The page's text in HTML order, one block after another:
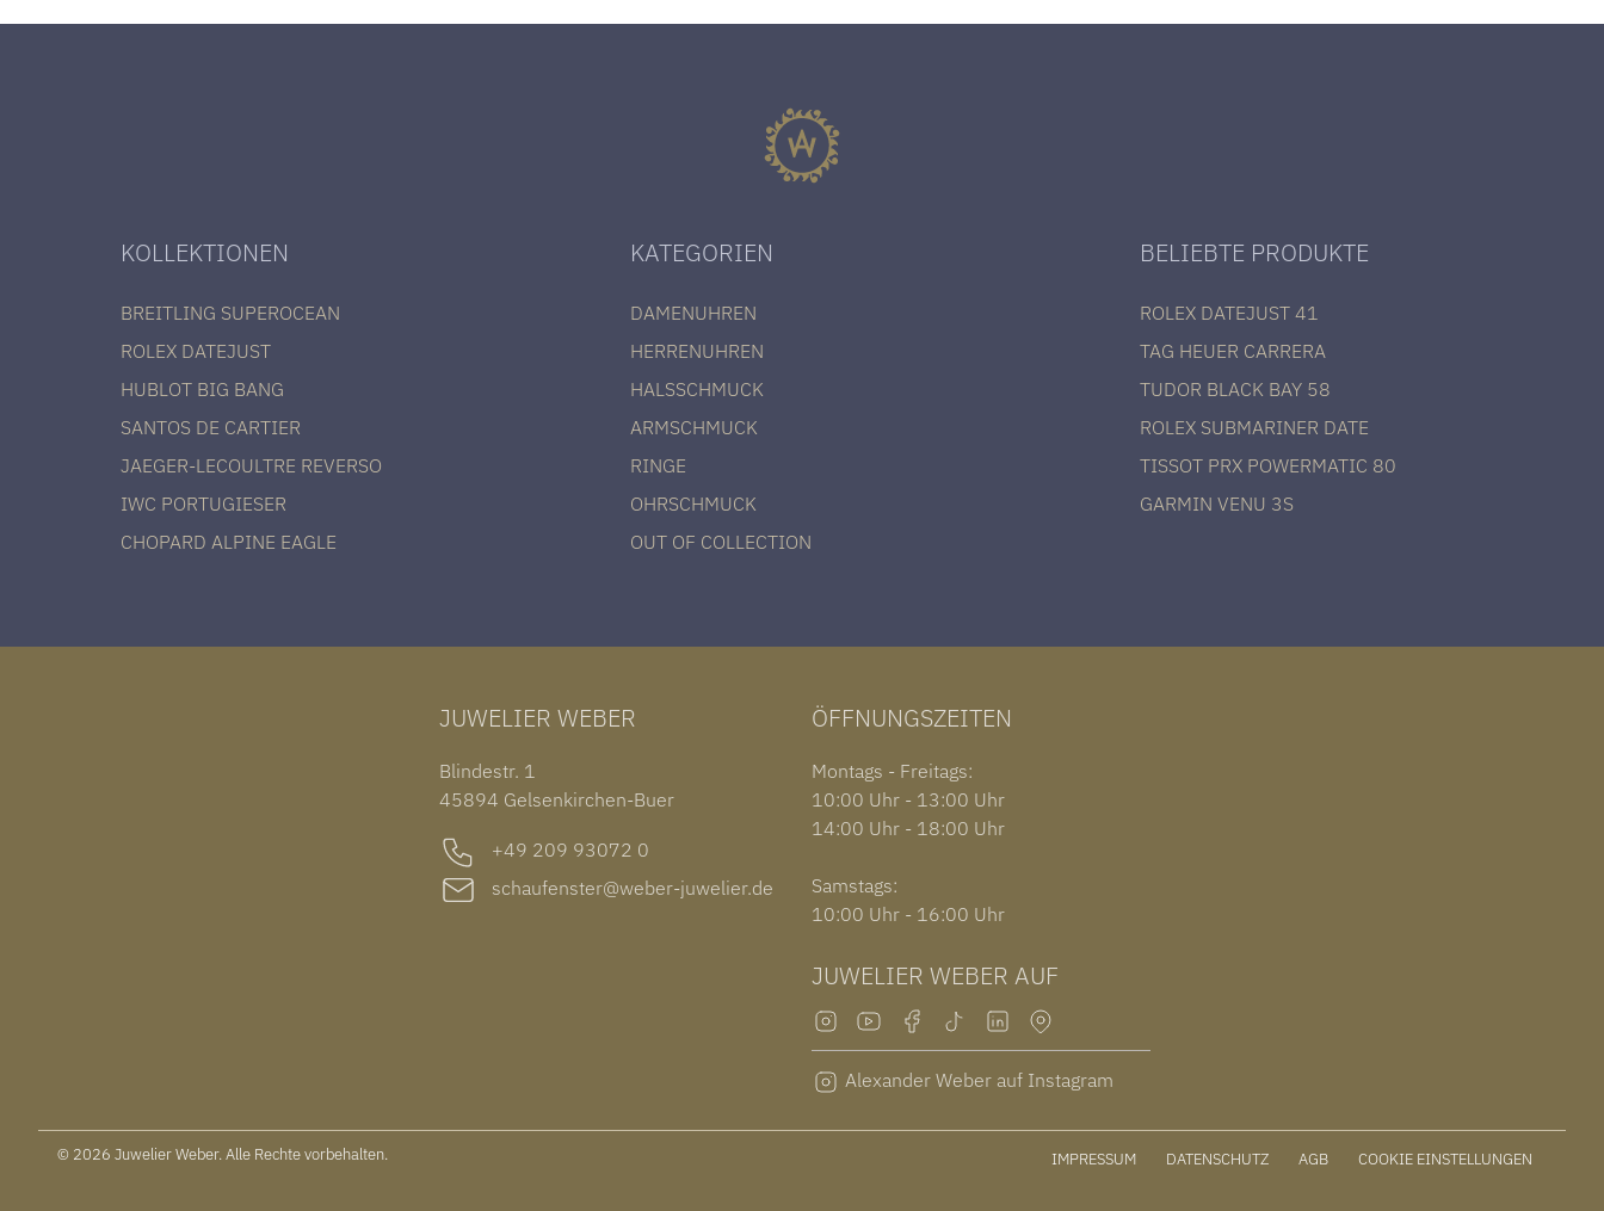
KOLLEKTIONEN
BREITLING SUPEROCEAN
ROLEX DATEJUST
HUBLOT BIG BANG
SANTOS DE CARTIER
JAEGER-LECOULTRE REVERSO
IWC PORTUGIESER
CHOPARD ALPINE EAGLE
KATEGORIEN
DAMENUHREN
HERRENUHREN
HALSSCHMUCK
ARMSCHMUCK
RINGE
OHRSCHMUCK
OUT OF COLLECTION
BELIEBTE PRODUKTE
ROLEX DATEJUST 41
TAG HEUER CARRERA
TUDOR BLACK BAY 58
ROLEX SUBMARINER DATE
TISSOT PRX POWERMATIC 80
GARMIN VENU 3S
JUWELIER WEBER
Blindestr. 1
45894 Gelsenkirchen-Buer
+49 209 93072 0
schaufenster@weber-juwelier.de
ÖFFNUNGSZEITEN
Montags - Freitags:
10:00 Uhr - 13:00 Uhr
14:00 Uhr - 18:00 Uhr
Samstags:
10:00 Uhr - 16:00 Uhr
JUWELIER WEBER AUF
Alexander Weber auf Instagram
© 2026 Juwelier Weber. Alle Rechte vorbehalten. IMPRESSUM DATENSCHUTZ AGB COOKIE EINSTELLUNGEN